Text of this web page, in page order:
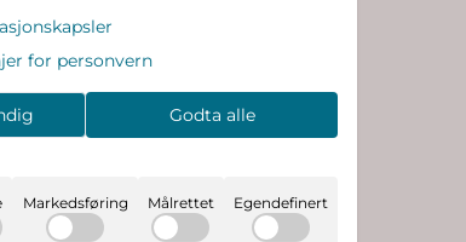
for personvern
Godta alle
Markedsføring Målrettet Egendefinert